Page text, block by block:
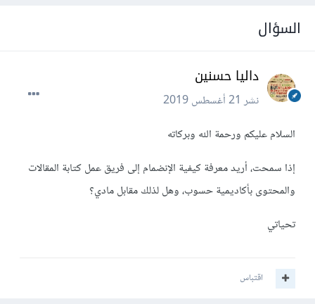
السؤال
داليا حسنين
نشر21 أغسطس 2019
السلام عليكم ورحمة الله وبركاته
إذا سمحت، أريد معرفة كيفية الإنضمام إلى فريق عمل كتابة المقالات
والمحتوى بأكاديمية حسوب، وهل لذلك مقابل مادي؟
تحياتي
اقتباس